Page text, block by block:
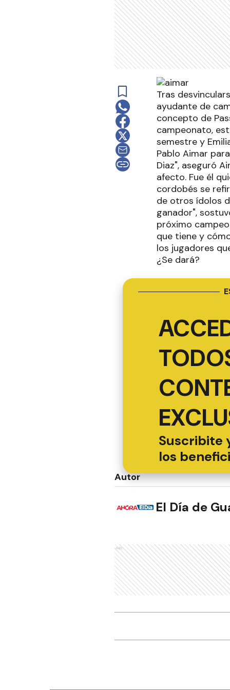
Tras
ayudante de
concepto de
campeonato,
semestre y
Pablo Aimar
Diaz", aseguró
afecto. Fue él
cordobés se
de otros ídolos
ganador",
próximo
que tiene y
los jugadores
¿Se dará?
Suscribite
los
Autor
El Día de
Ads